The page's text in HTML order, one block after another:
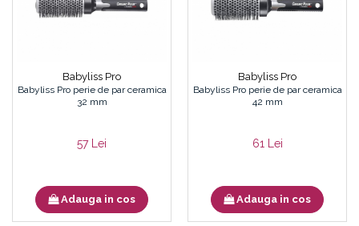
Babyliss Pro
Babyliss Pro perie de par ceramica
32 mm
57 Lei
Adauga in cos
Babyliss Pro
Babyliss Pro perie de par ceramica
42 mm
61 Lei
Adauga in cos